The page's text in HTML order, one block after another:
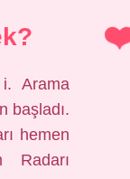
Arama
başladı.
hemen
Radarı